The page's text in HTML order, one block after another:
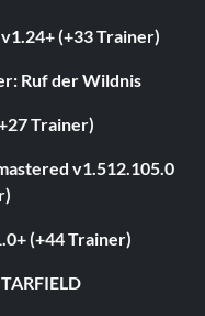
(+33 Trainer)
Ruf der Wildnis
Trainer)
v1.512.105.0
(+44 Trainer)